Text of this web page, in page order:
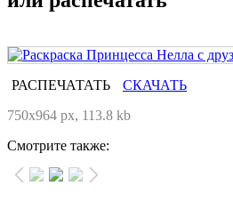
РАСПЕЧАТАТЬ
СКАЧАТЬ
750x964 px, 113.8 kb
Смотрите также: